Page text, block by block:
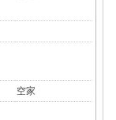
空家